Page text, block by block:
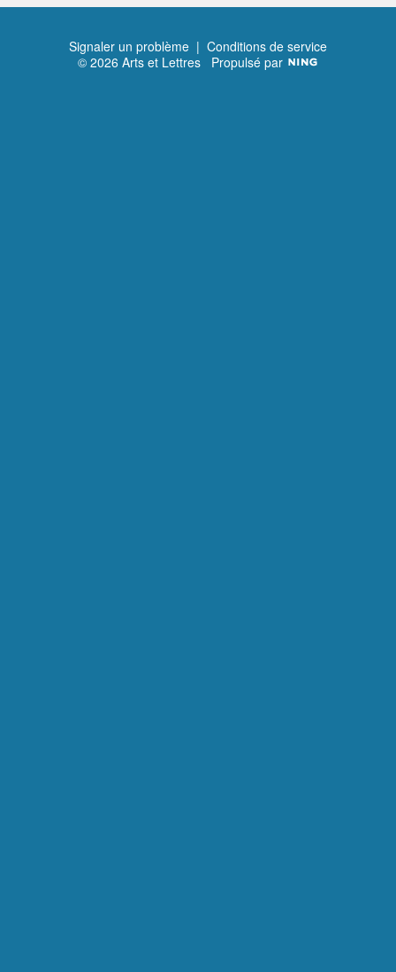
Signaler un problème | Conditions de service
© 2026 Arts et Lettres Propulsé par